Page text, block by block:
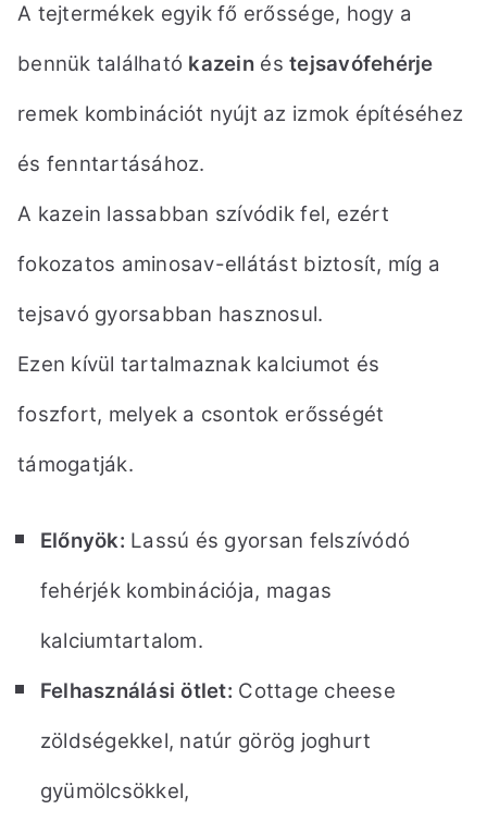
A tejtermékek egyik fő erőssége, hogy a
bennük található kazeinéstejsavófehérje
remek kombinációt nyújt az izmok építéséhez
és fenntartásához.
A kazein lassabban szívódik fel, ezért
fokozatos aminosav-ellátást biztosít, míg a
tejsavó gyorsabban hasznosul.
Ezen kívül tartalmaznak kalciumot és
foszfort, melyek a csontok erősségét
támogatják.
Előnyök: Lassú és gyorsan felszívódó
fehérjék kombinációja, magas
kalciumtartalom.
Felhasználási ötlet: Cottage cheese
zöldségekkel, natúr görög joghurt
gyümölcsökkel,